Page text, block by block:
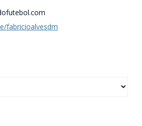
fabricioalvesdm